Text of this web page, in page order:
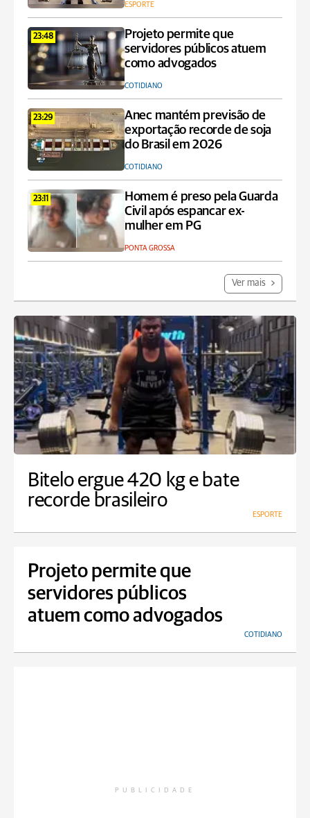
ESPORTE
23:48
Projeto permite que
servidores públicos atuem
como advogados
COTIDIANO
23:29
Anec mantém previsão de
exportação recorde de soja
do Brasil em 2026
COTIDIANO
23:11
Homem é preso pela Guarda
Civil após espancar ex-
mulher em PG
PONTA GROSSA
Ver mais
Bitelo ergue 420 kg e bate
recorde brasileiro
ESPORTE
Projeto permite que
servidores públicos
atuem como advogados
COTIDIANO
PUBLICIDADE